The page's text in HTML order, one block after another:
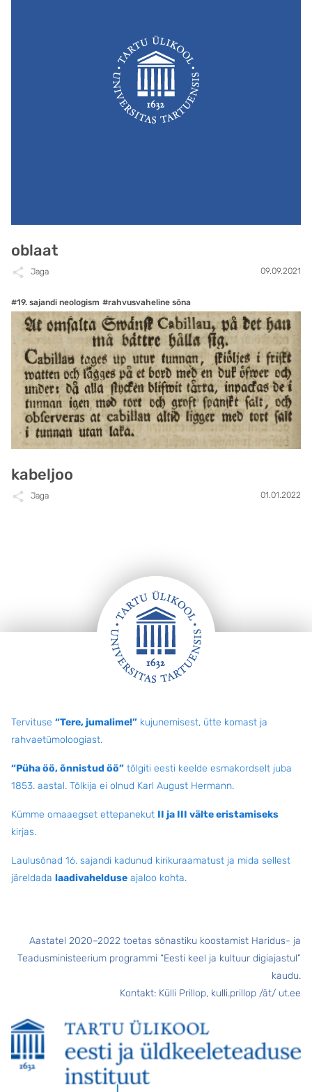
oblaat
Jaga 09.09.2021
#19. sajandi neologism #rahvusvaheline sõna
kabeljoo
Jaga 01.01.2022
Tervituse “Tere, jumalime!” kujunemisest, ütte komast ja
rahvaetümoloogiast.
“Püha öö, õnnistud öö” tõlgiti eesti keelde esmakordselt juba
1853. aastal. Tõlkija ei olnud Karl August Hermann.
Kümme omaaegset ettepanekut II ja III välte eristamiseks
kirjas.
Laulusõnad 16. sajandi kadunud kirikuraamatust ja mida sellest
järeldada laadivahelduse ajaloo kohta.
Aastatel 2020–2022 toetas sõnastiku koostamist Haridus- ja
Teadusministeerium programmi “Eesti keel ja kultuur digiajastul”
kaudu.
Kontakt: Külli Prillop, kulli.prillop /ät/ ut.ee